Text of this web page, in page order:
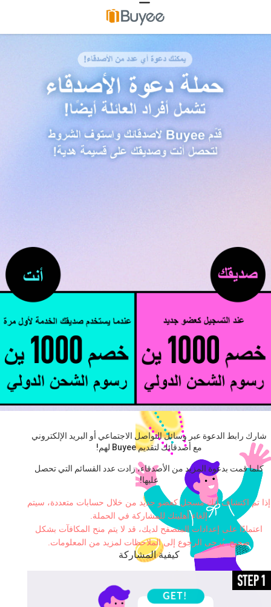
شارك رابط الدعوة عبر وسائل التواصل الاجتماعي أو البريد الإلكتروني
مع أصدقائك لتقديم Buyee لهم!
كلما قمت بدعوة المزيد من الأصدقاء، زادت عدد القسائم التي تحصل
عليها!
إذا تم اكتشاف أنك مسجل كعضو جديد من خلال حسابات متعددة، سيتم
إلغاء أهليتك للمشاركة في الحملة.
اعتمادًا على إعدادات المتصفح لديك، قد لا يتم منح المكافآت بشكل
صحيح. يُرجى الرجوع إلى الملاحظات لمزيد من المعلومات.
كيفية المشاركة